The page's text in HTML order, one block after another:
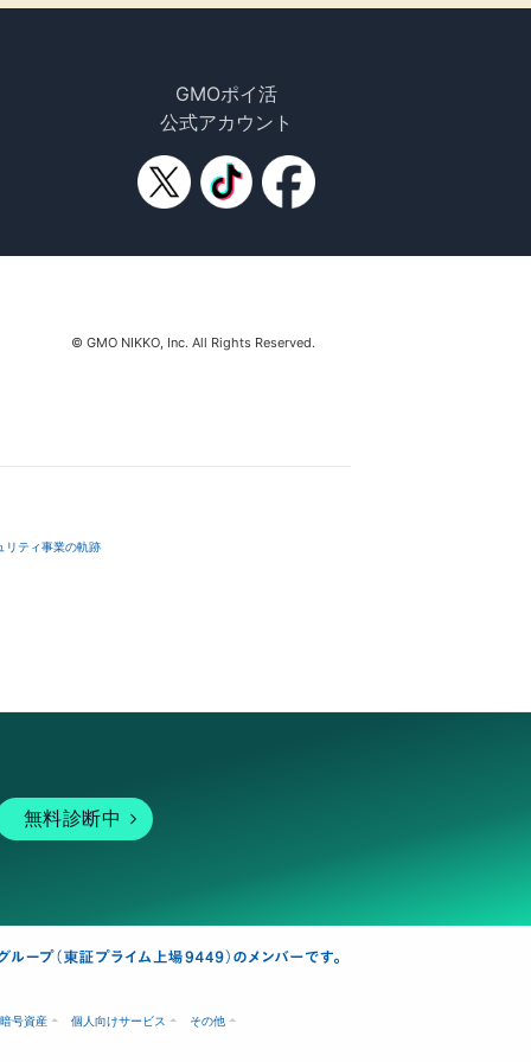
GMOポイ活
公式アカウント
© GMO NIKKO, Inc. All Rights Reserved.
リティ事業の軌跡
無料診断中
暗号資産 個人向けサービス その他